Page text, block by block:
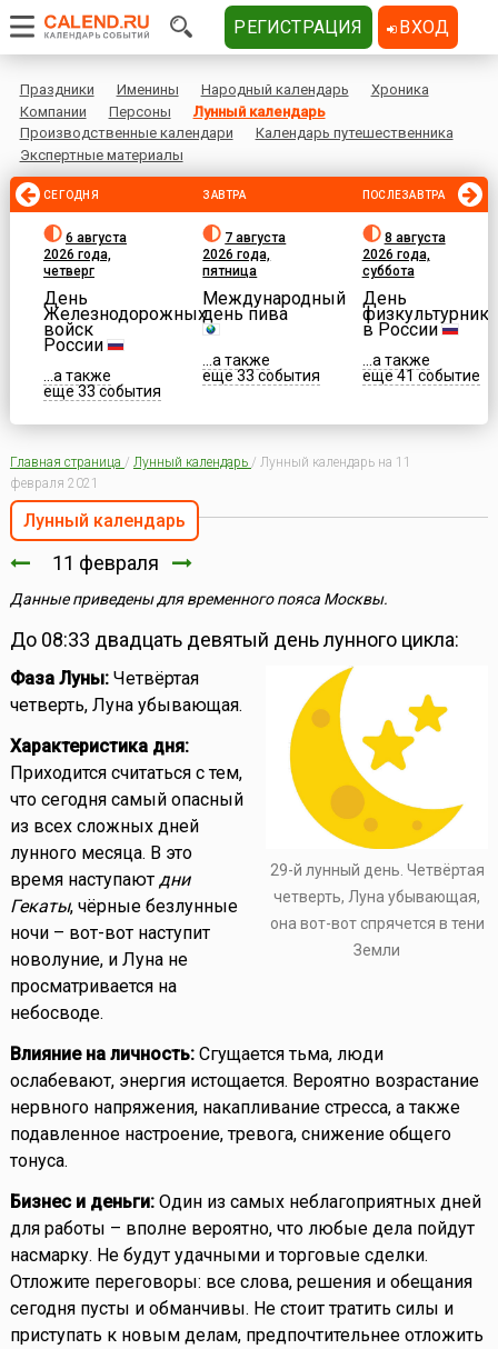
Праздники Именины Народный календарь
Хроника
Компании
Персоны
Лунный календарь
Производственные календари
Календарь путешественника
Экспертные материалы
СЕГОДНЯ
6 августа
2026 года,
четверг
День
Железнодорожных
войск
России
...а также
еще 33 события
ЗАВТРА
7 августа
2026 года,
пятница
Международный
день пива
...а также
еще 33 события
ПОСЛЕЗАВТРА
8 августа
2026 года,
суббота
День
физкультурника
в России
...а также
еще 41 событие
Главная страница / Лунный календарь / Лунный календарь на 11
февраля 2021
Лунный календарь
11 февраля
Данные приведены для временного пояса Москвы.
До 08:33 двадцать девятый день лунного цикла:
29-й лунный день. Четвёртая
четверть, Луна убывающая,
она вот-вот спрячется в тени
Земли
Фаза Луны:Четвёртая
четверть, Луна убывающая.
Характеристика дня:
Приходится считаться с тем,
что сегодня самый опасный
из всех сложных дней
лунного месяца. В это
время наступают дни
Гекаты, чёрные безлунные
ночи – вот-вот наступит
новолуние, и Луна не
просматривается на
небосводе.
Влияние на личность:Сгущается тьма, люди
ослабевают, энергия истощается. Вероятно возрастание
нервного напряжения, накапливание стресса, а также
подавленное настроение, тревога, снижение общего
тонуса.
Бизнес и деньги:Один из самых неблагоприятных дней
для работы – вполне вероятно, что любые дела пойдут
насмарку. Не будут удачными и торговые сделки.
Отложите переговоры: все слова, решения и обещания
сегодня пусты и обманчивы. Не стоит тратить силы и
приступать к новым делам, предпочтительнее отложить
РЕГИСТРАЦИЯ ВХОД